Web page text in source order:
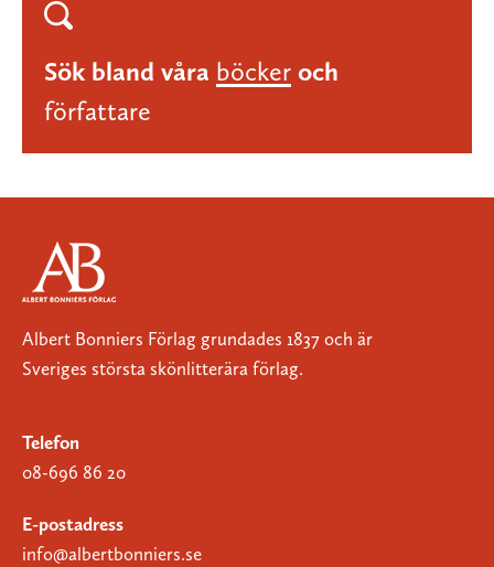
Sök bland våra böcker och
författare
Albert Bonniers Förlag grundades 1837 och är
Sveriges största skönlitterära förlag.
Telefon
08-696 86 20
E-postadress
info@albertbonniers.se